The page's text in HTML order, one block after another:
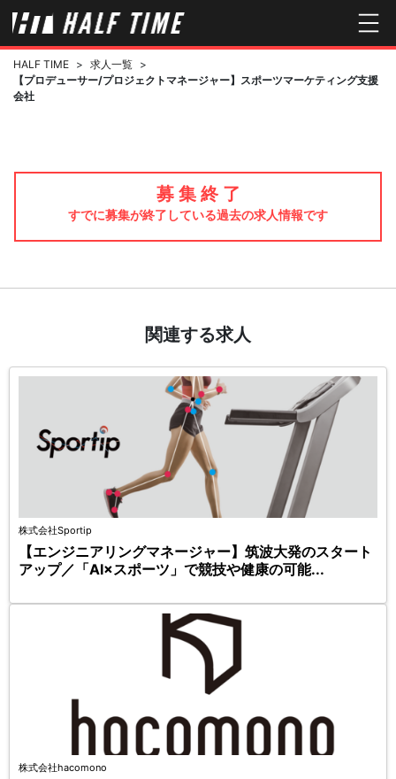
HALF TIME > 求人一覧 >
【プロデューサー/プロジェクトマネージャー】スポーツマーケティング支援
会社
募 集 終 了
すでに募集が終了している過去の求人情報です
関連する求人
株式会社Sportip
【エンジニアリングマネージャー】筑波大発のスタート
アップ／「AI×スポーツ」で競技や健康の可能...
株式会社hacomono